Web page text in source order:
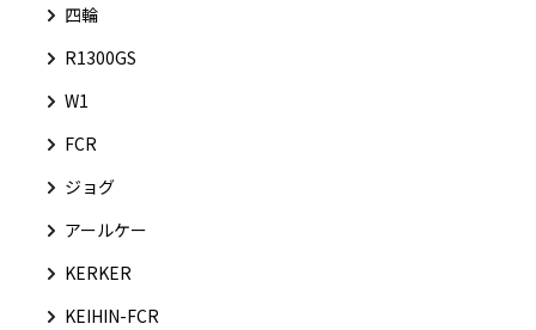
四輪
R1300GS
W1
FCR
ジョグ
アールケー
KERKER
KEIHIN-FCR